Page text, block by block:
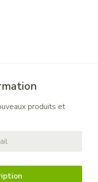
produits et